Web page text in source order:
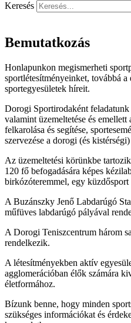
Keresés
Bemutatkozás
Honlapunkon megismerheti
sportlétesítményeinket, továbbá
sportegyesületek híreit.
Dorogi Sportirodaként feladatunk
valamint üzemeltetése és
felkarolása és segítése,
szervezése a dorogi (és
Az üzemeltetési körünkbe
120 fő befogadására képes
birkózóteremmel, egy
A Buzánszky Jenő Labdarúgó
műfüves labdarúgó pályával
A Dorogi Teniszcentrum három
rendelkezik.
A létesítményekben aktív
agglomerációban élők számára
életformához.
Bízunk benne, hogy minden
szükséges információkat és